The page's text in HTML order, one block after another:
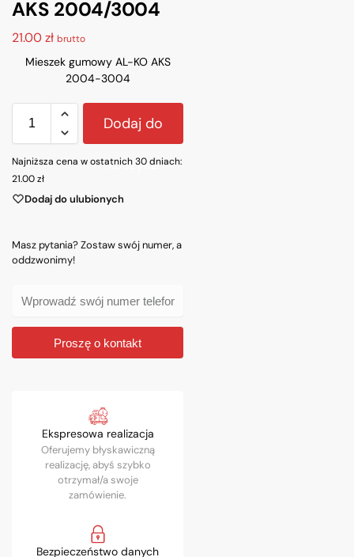
AKS 2004/3004
21.00zł brutto
Mieszek gumowy AL-KO AKS
2004-3004
Dodaj do
koszyka
Najniższa cena w ostatnich 30 dniach:
21.00zł
Dodaj do ulubionych
Masz pytania? Zostaw swój numer, a
oddzwonimy!
Proszę o kontakt
Ekspresowa realizacja
Oferujemy błyskawiczną
realizację, abyś szybko
otrzymał/a swoje
zamówienie.
Bezpieczeństwo danych